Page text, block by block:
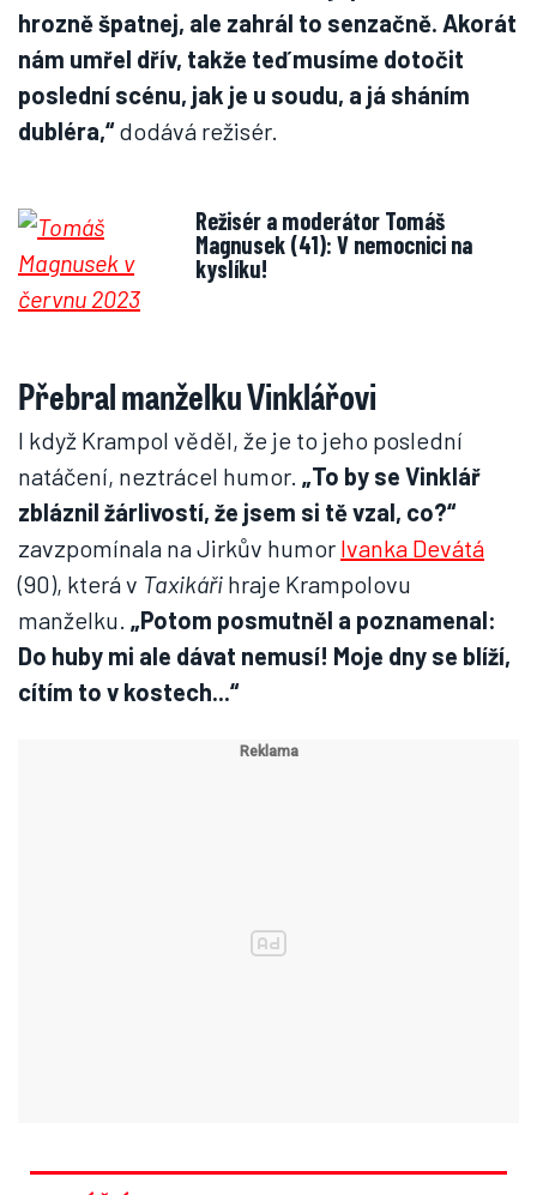
hrozně špatnej, ale zahrál to senzačně. Akorát
nám umřel dřív, takže teď musíme dotočit
poslední scénu, jak je u soudu, a já sháním
dubléra,“dodává režisér.
Režisér a moderátor Tomáš
Magnusek (41): V nemocnici na
kyslíku!
Přebral manželku Vinklářovi
I když Krampol věděl, že je to jeho poslední
natáčení, neztrácel humor. „To by se Vinklář
zbláznil žárlivostí, že jsem si tě vzal, co?“
zavzpomínala na Jirkův humor Ivanka Devátá
(90), která v Taxikáři hraje Krampolovu
manželku. „Potom posmutněl a poznamenal:
Do huby mi ale dávat nemusí! Moje dny se blíží,
cítím to v kostech...“